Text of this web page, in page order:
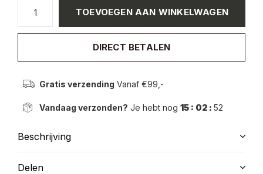
TOEVOEGEN AAN WINKELWAGEN
DIRECT BETALEN
Gratis verzending Vanaf €99,-
Vandaag verzonden? Je hebt nog 15 : 02 : 52
Beschrijving
Delen